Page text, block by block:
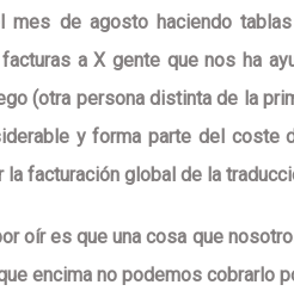
mes de agosto haciendo
a X gente que nos ha
(otra persona distinta de la
y forma parte del coste
la facturación global de la
oír es que una cosa que
encima no podemos cobrarlo